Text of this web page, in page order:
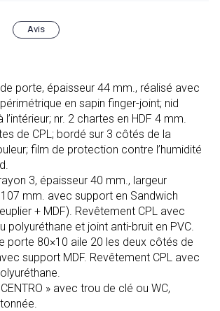
Avis
porte, épaisseur 44 mm., réalisé avec
en sapin finger-joint; nid
l’intérieur; nr. 2 chartes en HDF 4 mm.
de CPL; bordé sur 3 côtés de la
film de protection contre l’humidité
3, épaisseur 40 mm., largeur
mm. avec support en Sandwich
+ MDF). Revêtement CPL avec
polyuréthane et joint anti-bruit en PVC.
porte 80×10 aile 20 les deux côtés de
support MDF. Revêtement CPL avec
» avec trou de clé ou WC,